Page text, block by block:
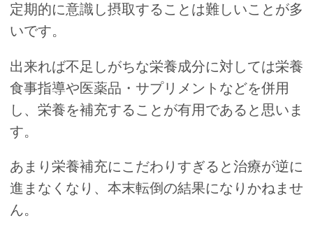
定期的に意識し摂取することは難しいことが多
いです。
出来れば不足しがちな栄養成分に対しては栄養
食事指導や医薬品・サプリメントなどを併用
し、栄養を補充することが有用であると思いま
す。
あまり栄養補充にこだわりすぎると治療が逆に
進まなくなり、本末転倒の結果になりかねませ
ん。